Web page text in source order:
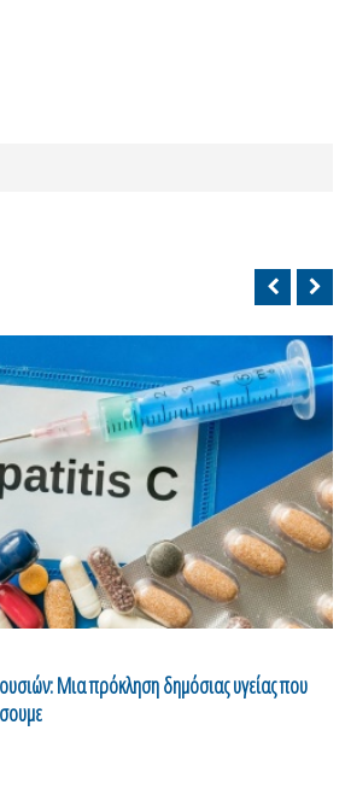
Μια πρόκληση δημόσιας υγείας που